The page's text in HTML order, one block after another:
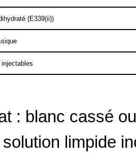
(E339(ii))
: blanc cassé
limpide